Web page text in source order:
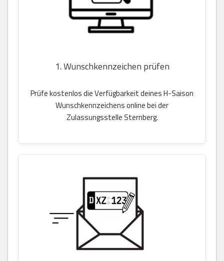
1. Wunschkennzeichen prüfen
Prüfe kostenlos die Verfügbarkeit deines H-Saison
Wunschkennzeichens online bei der
Zulassungsstelle Sternberg.